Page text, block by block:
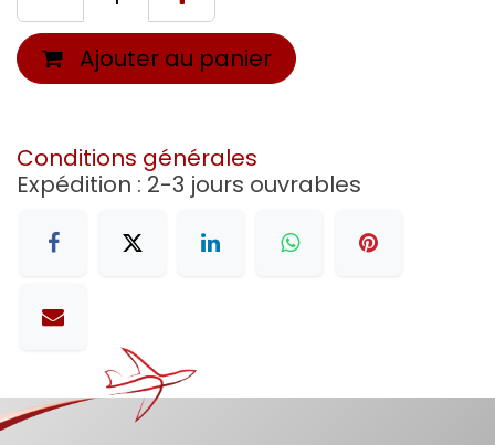
Ajouter au panier
Conditions générales
Expédition : 2-3 jours ouvrables